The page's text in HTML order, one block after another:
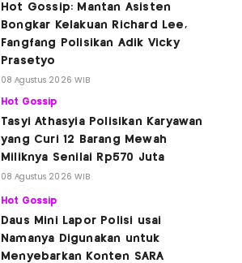
Hot Gossip: Mantan Asisten
Bongkar Kelakuan Richard Lee,
Fangfang Polisikan Adik Vicky
Prasetyo
08 Agustus 2026 WIB
Hot Gossip
Tasyi Athasyia Polisikan Karyawan
yang Curi 12 Barang Mewah
Miliknya Senilai Rp570 Juta
08 Agustus 2026 WIB
Hot Gossip
Daus Mini Lapor Polisi usai
Namanya Digunakan untuk
Menyebarkan Konten SARA